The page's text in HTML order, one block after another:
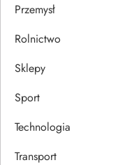
Przemysł
Rolnictwo
Sklepy
Sport
Technologia
Transport